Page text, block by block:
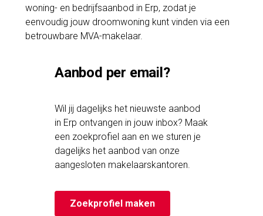
woning- en bedrijfsaanbod in Erp, zodat je
eenvoudig jouw droomwoning kunt vinden via een
betrouwbare MVA-makelaar.
Aanbod per email?
Wil jij dagelijks het nieuwste aanbod
in Erp ontvangen in jouw inbox? Maak
een zoekprofiel aan en we sturen je
dagelijks het aanbod van onze
aangesloten makelaarskantoren.
Zoekprofiel maken